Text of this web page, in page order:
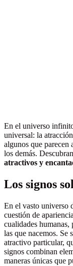
En el universo
universal: la
algunos que parecen
los demás.
atractivos y
Los signos
En el vasto universo
cuestión de
cualidades
las que nacemos. Se
atractivo particular,
signos combinan
maneras únicas que